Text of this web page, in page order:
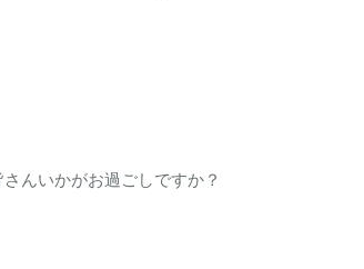
んいかがお過ごしですか？